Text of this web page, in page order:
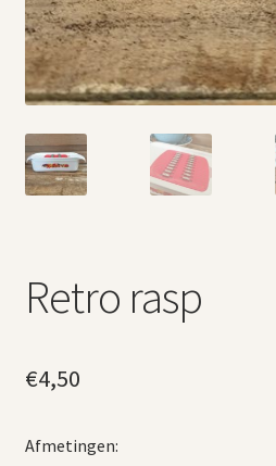
Retro rasp
€4,50
Afmetingen: